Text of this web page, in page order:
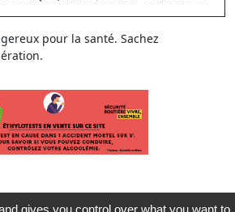
pour la santé. Sachez
gives you control over what you want to